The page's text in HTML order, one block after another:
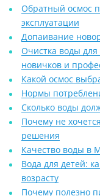
Обратный осмос
эксплуатации
Допаивание
Очистка воды
новичков и
Какой осмос
Нормы
Сколько воды
Почему не
решения
Качество воды в
Вода для детей:
возрасту
Почему полезно